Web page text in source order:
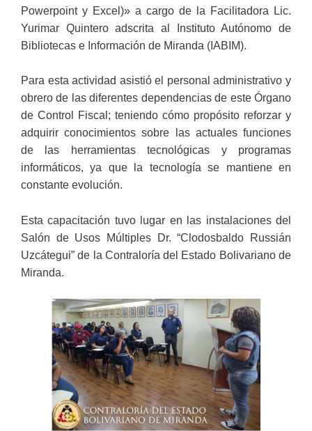
Powerpoint y Excel)» a cargo de la Facilitadora Lic.
Yurimar Quintero adscrita al Instituto Autónomo de
Bibliotecas e Información de Miranda (IABIM).
Para esta actividad asistió el personal administrativo y
obrero de las diferentes dependencias de este Órgano
de Control Fiscal; teniendo cómo propósito reforzar y
adquirir conocimientos sobre las actuales funciones
de las herramientas tecnológicas y programas
informáticos, ya que la tecnología se mantiene en
constante evolución.
Esta capacitación tuvo lugar en las instalaciones del
Salón de Usos Múltiples Dr. “Clodosbaldo Russián
Uzcátegui” de la Contraloría del Estado Bolivariano de
Miranda.